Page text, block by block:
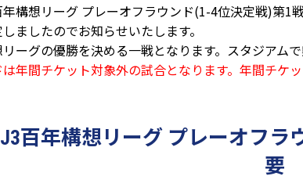
構想リーグ プレーオフラウンド(1-4位決定戦)第
ましたのでお知らせいたします。
ーグの優勝を決める一戦となります。スタジアム
年間チケット対象外の試合となります。年間チケ
百年構想リーグ プレーオフ
要